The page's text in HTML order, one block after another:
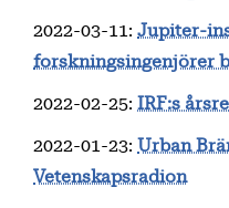
2022-03-11: Jupiter-
forskningsingenjörer
2022-02-25: IRF:s
2022-01-23: Urban
Vetenskapsradion